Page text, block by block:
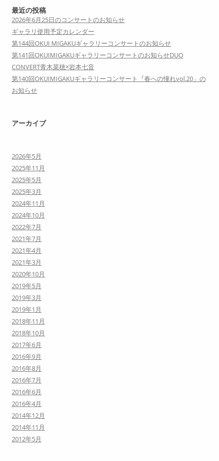
最近の投稿
2026年6月25日のコンサートのお知らせ
ギャラリ使用予定カレンダー
第144回OKUI MIGAKUギャラリーコンサートのお知らせ
第141回OKUIMIGAKUギャラリーコンサートのお知らせDUO
CONVERT青木菜穂×岩本七音
第140回OKUIMIGAKUギャラリーコンサート『春への憧れvol.20」の
お知らせ
アーカイブ
2026年5月
2025年11月
2025年5月
2025年3月
2024年11月
2024年10月
2022年7月
2021年7月
2021年4月
2021年3月
2020年10月
2019年5月
2019年3月
2019年1月
2018年11月
2018年10月
2017年6月
2016年9月
2016年8月
2016年7月
2016年6月
2016年4月
2014年12月
2014年11月
2012年5月